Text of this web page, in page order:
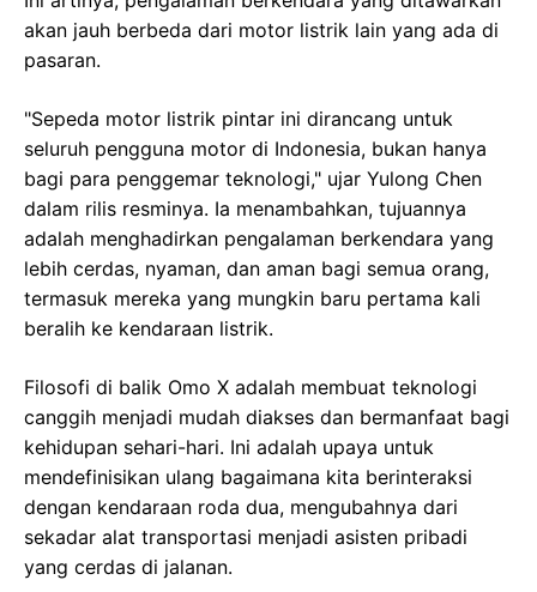
akan jauh berbeda dari motor listrik lain yang ada di
pasaran.
"Sepeda motor listrik pintar ini dirancang untuk
seluruh pengguna motor di Indonesia, bukan hanya
bagi para penggemar teknologi," ujar Yulong Chen
dalam rilis resminya. Ia menambahkan, tujuannya
adalah menghadirkan pengalaman berkendara yang
lebih cerdas, nyaman, dan aman bagi semua orang,
termasuk mereka yang mungkin baru pertama kali
beralih ke kendaraan listrik.
Filosofi di balik Omo X adalah membuat teknologi
canggih menjadi mudah diakses dan bermanfaat bagi
kehidupan sehari-hari. Ini adalah upaya untuk
mendefinisikan ulang bagaimana kita berinteraksi
dengan kendaraan roda dua, mengubahnya dari
sekadar alat transportasi menjadi asisten pribadi
yang cerdas di jalanan.